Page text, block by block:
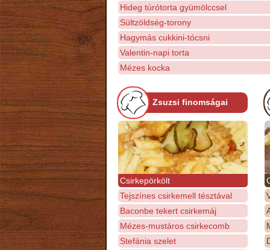
Hideg túrótorta gyümölccsel
Sültzöldség-torony
Hagymás cukkini-tócsni
Valentin-napi torta
Mézes kocka
Zsuzsi finomságai
Csirkepörkölt
Tejszínes csirkemell tésztával
Baconbe tekert csirkemáj
Mézes-mustáros csirkecomb
Stefánia szelet